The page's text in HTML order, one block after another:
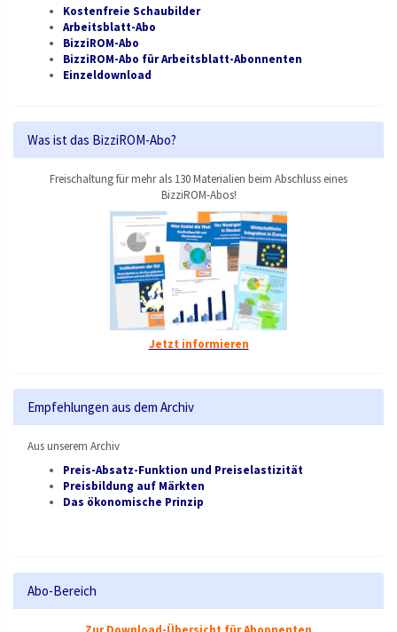
Kostenfreie Schaubilder
Arbeitsblatt-Abo
BizziROM-Abo
BizziROM-Abo für Arbeitsblatt-Abonnenten
Einzeldownload
Was ist das BizziROM-Abo?
Freischaltung für mehr als 130 Materialien beim Abschluss eines
BizziROM-Abos!
Jetzt informieren
Empfehlungen aus dem Archiv
Aus unserem Archiv
Preis-Absatz-Funktion und Preiselastizität
Preisbildung auf Märkten
Das ökonomische Prinzip
Abo-Bereich